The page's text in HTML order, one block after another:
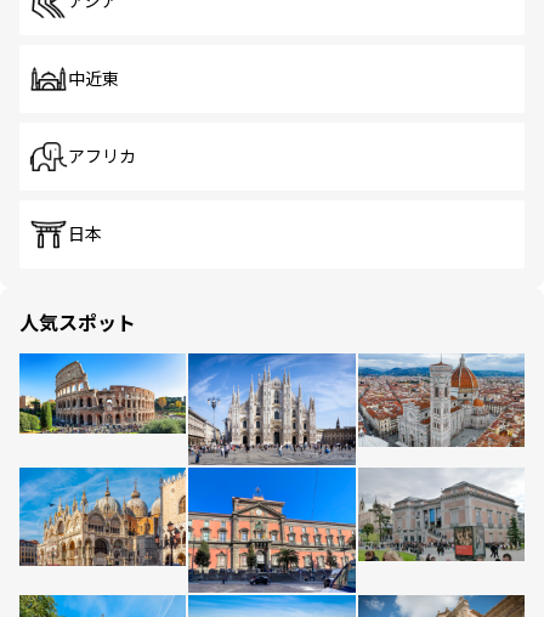
中近東
アフリカ
日本
人気スポット